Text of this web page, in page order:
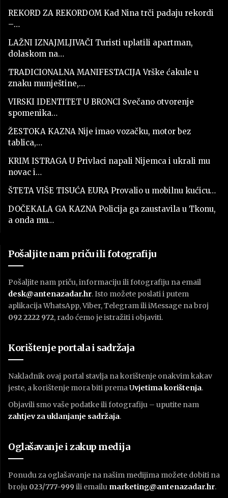
REKORD ZA REKORDOM Kad Nina trči padaju rekordi
–…
LAŽNI IZNAJMLJIVAČI Turisti uplatili apartman,
dolaskom na…
TRADICIONALNA MANIFESTACIJA Vrške ćakule u
znaku munještine,…
VIRSKI IDENTITET U BRONCI Svečano otvorenje
spomenika…
ŽESTOKA KAZNA Nije imao vozačku, motor bez
tablica,…
KRIM ISTRAGA U Privlaci napali Nijemca i ukrali mu
novac i…
ŠTETA VIŠE TISUĆA EURA Provalio u mobilnu kućicu…
DOČEKALA GA KAZNA Policija ga zaustavila u Tkonu,
a onda mu…
Pošaljite nam priču ili fotografiju
Pošaljite nam priču, informaciju ili fotografiju na email
desk@antenazadar.hr. Isto možete poslati i putem
aplikacija WhatsApp, Viber, Telegram ili iMessage na broj
092 2222 972, rado ćemo je istražiti i objaviti.
Korištenje portala i sadržaja
Nakladnik ovaj portal stavlja na korištenje onakvim kakav
jeste, a korištenje mora biti premaUvjetima korištenja.
Objavili smo vaše podatke ili fotografiju – uputite nam
zahtjev za uklanjanje sadržaja.
Oglašavanje i zakup medija
Ponudu za oglašavanje na našim medijima možete dobiti na
broju 023/777-999 ili emailu marketing@antenazadar.hr.